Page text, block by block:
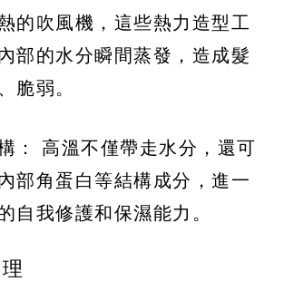
的吹風機，這些熱力造型工
部的水分瞬間蒸發，造成髮
脆弱。
： 高溫不僅帶走水分，還可
部角蛋白等結構成分，進一
自我修護和保濕能力。